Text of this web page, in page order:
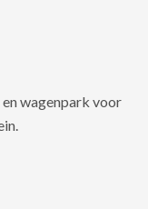
wagenpark voor